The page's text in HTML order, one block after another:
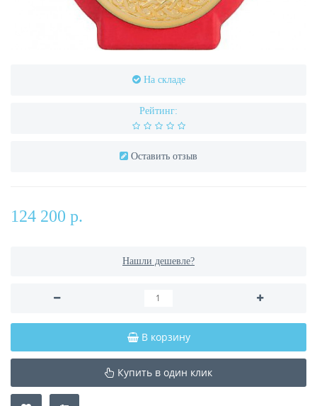
На складе
Рейтинг:
Оставить отзыв
124 200 р.
Нашли дешевле?
В корзину
Купить в один клик